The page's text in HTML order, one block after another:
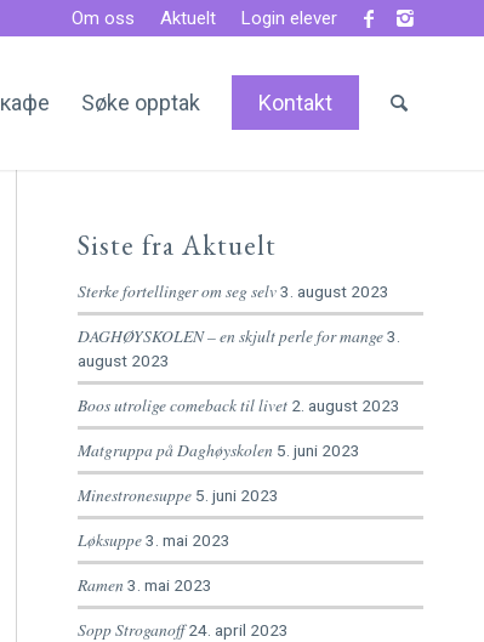
Om oss Aktuelt Login elever
Søke opptak Kontakt
Siste fra Aktuelt
Sterke fortellinger om seg selv3. august 2023
DAGHØYSKOLEN – en skjult perle for mange3.
august 2023
Boos utrolige comeback til livet 2. august 2023
Matgruppa på Daghøyskolen 5. juni 2023
Minestronesuppe 5. juni 2023
Løksuppe3. mai 2023
Ramen3. mai 2023
Sopp Stroganoff 24. april 2023